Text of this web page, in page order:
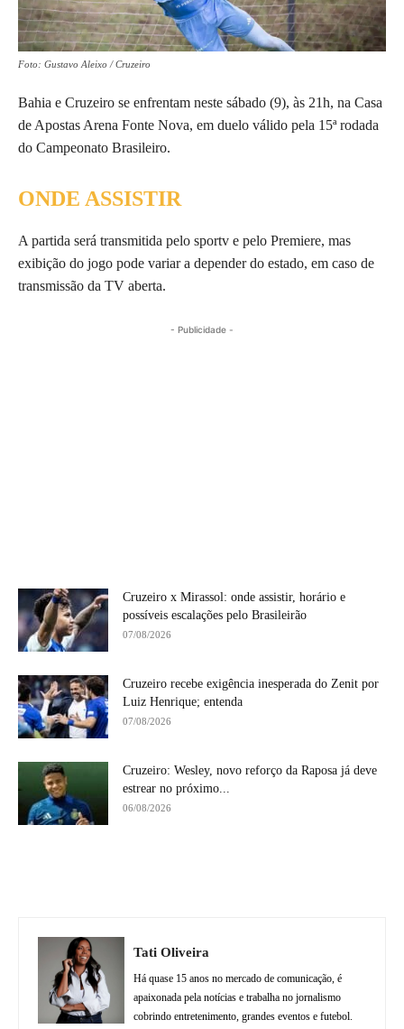
Foto: Gustavo Aleixo / Cruzeiro
Bahia e Cruzeiro se enfrentam neste sábado (9), às 21h, na Casa
de Apostas Arena Fonte Nova, em duelo válido pela 15ª rodada
do Campeonato Brasileiro.
ONDE ASSISTIR
A partida será transmitida pelo sportv e pelo Premiere, mas
exibição do jogo pode variar a depender do estado, em caso de
transmissão da TV aberta.
- Publicidade -
Cruzeiro x Mirassol: onde assistir, horário e
possíveis escalações pelo Brasileirão
07/08/2026
Cruzeiro recebe exigência inesperada do Zenit por
Luiz Henrique; entenda
07/08/2026
Cruzeiro: Wesley, novo reforço da Raposa já deve
estrear no próximo...
06/08/2026
Tati Oliveira
Há quase 15 anos no mercado de comunicação, é
apaixonada pela notícias e trabalha no jornalismo
cobrindo entretenimento, grandes eventos e futebol.